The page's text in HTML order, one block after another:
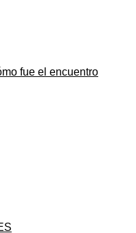
fue el encuentro